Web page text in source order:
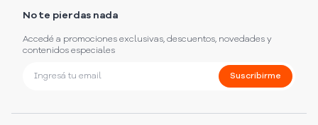
No te pierdas nada
Accedé a promociones exclusivas, descuentos, novedades y
contenidos especiales
Suscribirme